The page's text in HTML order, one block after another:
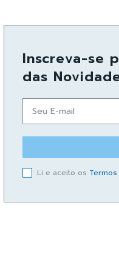
Inscreva-se
das
Li e aceito os